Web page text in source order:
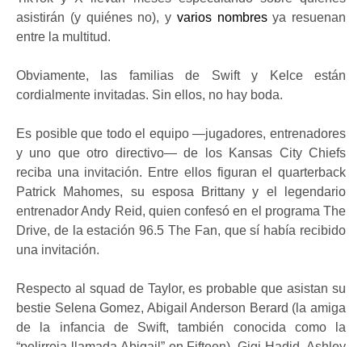
asistirán (y quiénes no), y varios nombresya resuenan
entre la multitud.
Obviamente, las familias de Swift y Kelce están
cordialmente invitadas. Sin ellos, no hay boda.
Es posible que todo el equipo —jugadores, entrenadores
y uno que otro directivo— de los Kansas City Chiefs
reciba una invitación. Entre ellos figuran el quarterback
Patrick Mahomes, su esposa Brittany y el legendario
entrenador Andy Reid, quien confesó en el programa The
Drive, de la estación 96.5 The Fan, que sí había recibido
una invitación.
Respecto al squad de Taylor, es probable que asistan su
bestie Selena Gomez, Abigail Anderson Berard (la amiga
de la infancia de Swift, también conocida como la